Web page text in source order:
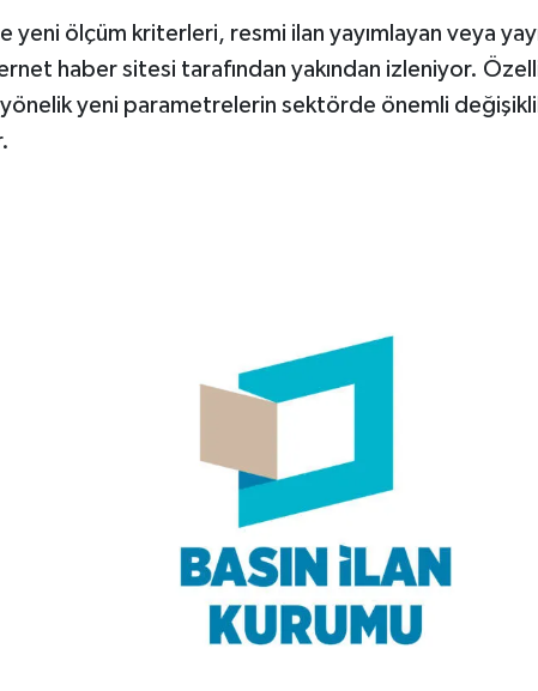
yeni ölçüm kriterleri, resmi ilan yayımlayan veya
haber sitesi tarafından yakından izleniyor.
yeni parametrelerin sektörde önemli